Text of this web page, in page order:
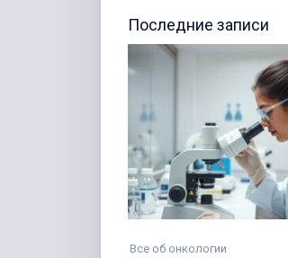
Последние записи
Все об онкологии